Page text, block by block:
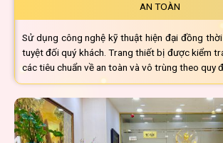
AN TOÀN
Sử dụng công nghệ kỹ thuật hiện đại đồng
tuyệt đối quý khách. Trang thiết bị đượckiểm
các tiêu chuẩn về an toàn và vô trùng theo quy